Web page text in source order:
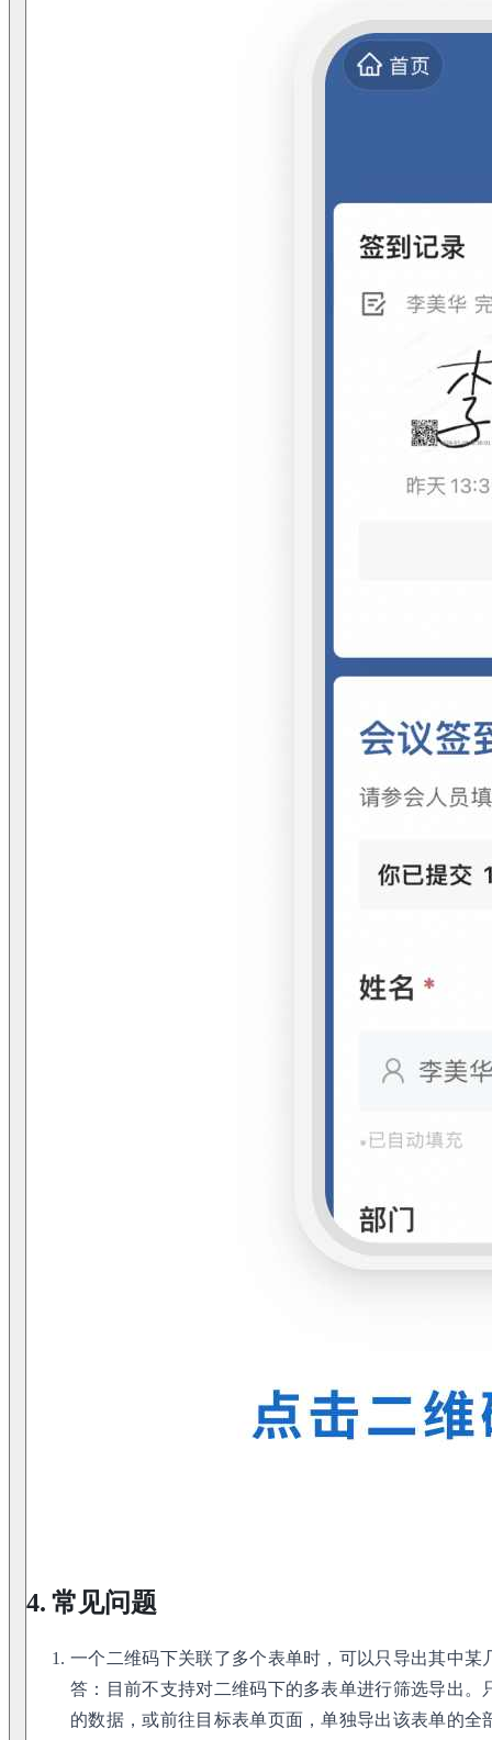
4. 常见问题
一个二维码下关联了多个表单时，可以只导出其中某
答：目前不支持对二维码下的多表单进行筛选导出
的数据，或前往目标表单页面，单独导出该表单的全